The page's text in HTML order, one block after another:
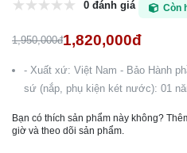
0 đánh giá Còn
1,950,000đ1,820,000đ
- Xuất xứ: Việt Nam - Bảo Hành
sứ (nắp, phụ kiện két nước): 01
Bạn có thích sản phẩm này không?
giờ và theo dõi sản phẩm.